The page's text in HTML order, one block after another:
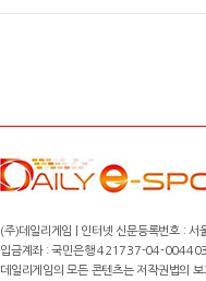
(주)데일리게임 | 인터넷 신문등록번호 :
입금계좌 : 국민은행 421737-04-
데일리게임의 모든 콘텐츠는 저작권법의